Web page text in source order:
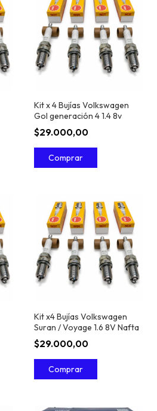
Kit x 4 Bujías Volkswagen
Gol generación 4 1.4 8v
$29.000,00
Kit x4 Bujías Volkswagen
Suran / Voyage 1.6 8V Nafta
$29.000,00